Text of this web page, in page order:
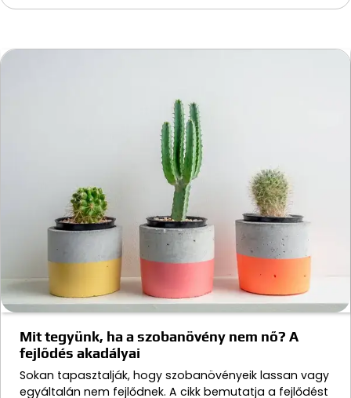
Mit tegyünk, ha a szobanövény nem nő? A
fejlődés akadályai
Sokan tapasztalják, hogy szobanövényeik lassan vagy
egyáltalán nem fejlődnek. A cikk bemutatja a fejlődést